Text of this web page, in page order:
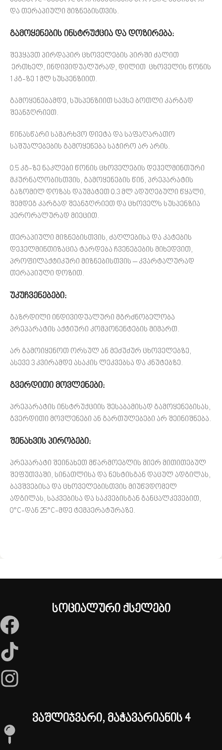
და თერაპიული მიზნებისთვის.
გამოყენების ინსტრუქცია და დოზირება:
შეჰყავთ პირდაპირ ცხოველების პირში ძალით
ერთხელ, ინდივიდუალურად, დილით ცხოველის წონის
1 კგ-ზე 1 მლ სუსპენზიით.
გამოყენებამდე, სუსპენზიით სავსე ბოთლი კარგად
შეანჯღრიეთ.
წინასწარი სამარხვო დიეტა და საფაღარათო
საშუალებების გამოყენება საჭირო არ არის.
0.5 კგ-ზე ნაკლები წონის ცხოველების დეჰელმინთური
მკურნალობისთვის, გამოყენების წინ, პრეპარატის
გაზომილ დოზას დაუმატეთ 0.3 მლ ადუღებული წყალი,
შემდეგ კარგად შეანჯღრიეთ და ცხოველს სუსპენზია
პერორალურად მიეცით.
თერაპიული მიზნებისთვის, ძაღლებისა და კატების
დეჰელმინთიზაცია ტარდება ჩვენებების მიხედვით,
პროფილაქტიკური მიზნებისთვის – კვარტალურად
თერაპიული დოზით.
უკუჩვენებები:
გაზრდილი ინდივიდუალური მგრძნობელობა
პრეპარატის აქტიური კომპონენტების მიმართ.
არ გამოიყენოთ ორსულ ან მეძუძურ ცხოველებზე,
ასევე 3 კვირამდე ასაკის ლეკვებსა და კნუტებზე.
გვერდითი მოვლენები:
პრეპარატის ინსტრუქციის შესაბამისად გამოყენებისას,
გვერდითი მოვლენები ან გართულებები არ შეინიშნება.
შენახვის პირობები:
პრეპარატი შეინახეთ მწარმოებლის მიერ მითითებულ
შეფუთვაში, სინათლისა და ნესტისგან დაცულ ადგილას,
ბავშვებისა და ცხოველებისთვის მიუწვდომელ
ადგილას, საკვებისა და საკვებისგან განცალკევებით,
0°C-დან 25°C-მდე ტემპერატურაზე.
სოციალური ქსელები
ვაშლიჯვარი, მაჭავარიანის 4